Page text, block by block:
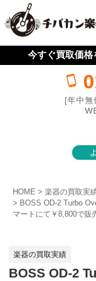
今すぐ買取価
[年中
HOME
楽器の買取実
BOSS OD-2 Turbo
マートにて￥8,800で販
楽器の買取実績
BOSS OD-2